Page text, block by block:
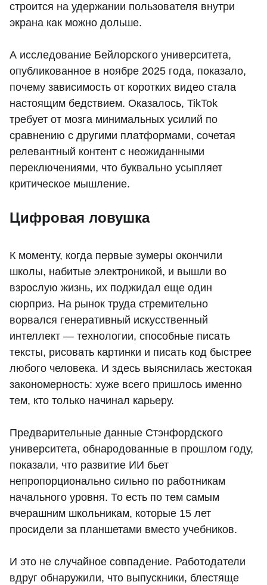
строится на удержании пользователя внутри
экрана как можно дольше.
А исследование Бейлорского университета,
опубликованное в ноябре 2025 года, показало,
почему зависимость от коротких видео стала
настоящим бедствием. Оказалось, TikTok
требует от мозга минимальных усилий по
сравнению с другими платформами, сочетая
релевантный контент с неожиданными
переключениями, что буквально усыпляет
критическое мышление.
Цифровая ловушка
К моменту, когда первые зумеры окончили
школы, набитые электроникой, и вышли во
взрослую жизнь, их поджидал еще один
сюрприз. На рынок труда стремительно
ворвался генеративный искусственный
интеллект — технологии, способные писать
тексты, рисовать картинки и писать код быстрее
любого человека. И здесь выяснилась жестокая
закономерность: хуже всего пришлось именно
тем, кто только начинал карьеру.
Предварительные данные Стэнфордского
университета, обнародованные в прошлом году,
показали, что развитие ИИ бьет
непропорционально сильно по работникам
начального уровня. То есть по тем самым
вчерашним школьникам, которые 15 лет
просидели за планшетами вместо учебников.
И это не случайное совпадение. Работодатели
вдруг обнаружили, что выпускники, блестяще